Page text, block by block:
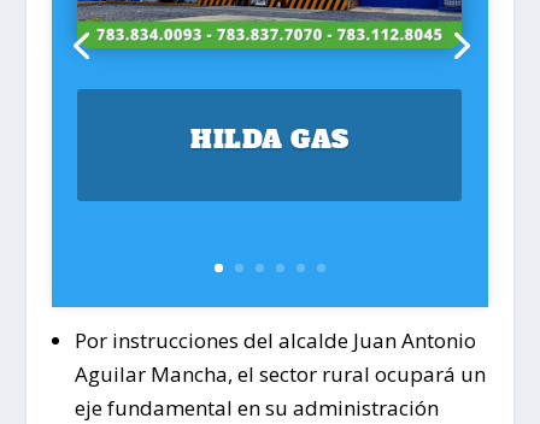
HILDA GAS
Por instrucciones del alcalde Juan Antonio
Aguilar Mancha, el sector rural ocupará un
eje fundamental en su administración